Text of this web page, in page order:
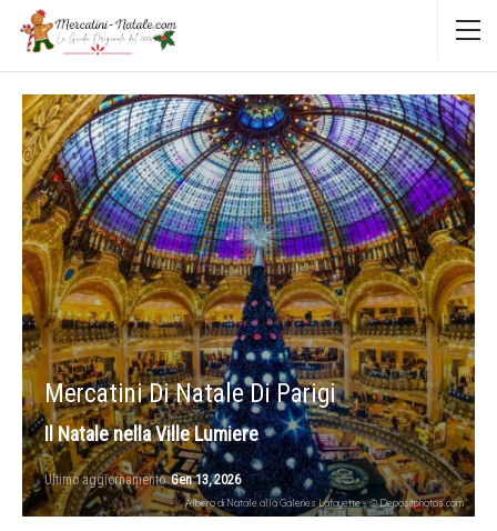
Mercatini Di Natale Di Parigi
Il Natale nella Ville Lumiere
Ultimo aggiornamentoGen 13, 2026
Albero di Natale alla Galeries Lafayette - © Depositphotos.com